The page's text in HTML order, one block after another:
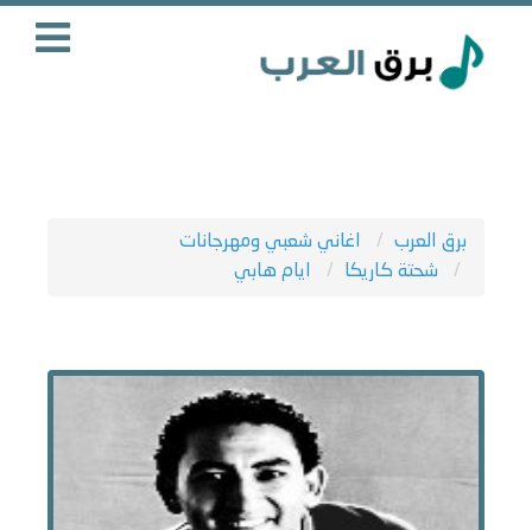
برق العرب
اغاني شعبي ومهرجانات
شحتة كاريكا
ايام هابي